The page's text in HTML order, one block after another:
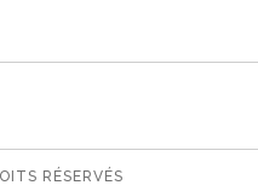
RÉSERVÉS